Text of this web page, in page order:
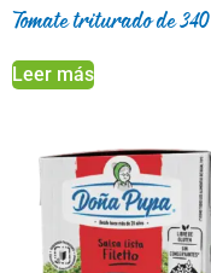
Tomate triturado de 340
Leer más